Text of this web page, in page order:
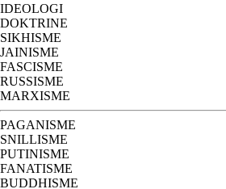
IDEOLOGI
DOKTRINE
SIKHISME
JAINISME
FASCISME
RUSSISME
MARXISME
PAGANISME
SNILLISME
PUTINISME
FANATISME
BUDDHISME